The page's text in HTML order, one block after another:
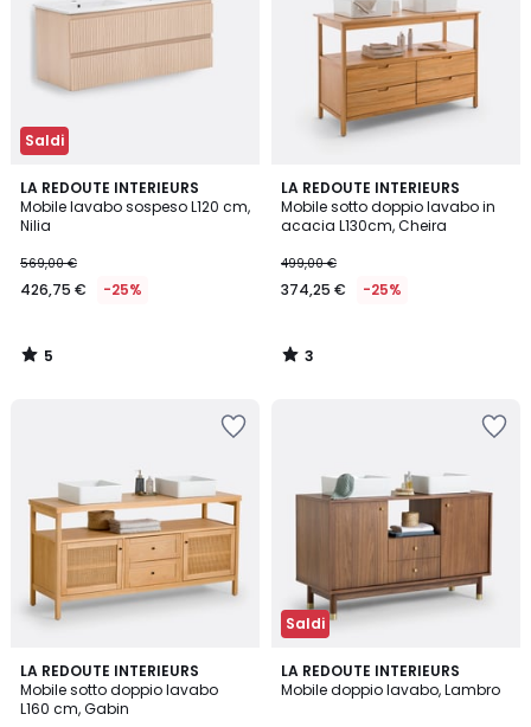
Saldi
LA REDOUTE INTERIEURS
Mobile lavabo sospeso L120 cm,
Nilia
569,00 €
426,75 € -25%
5
/
5
5
/
LA REDOUTE INTERIEURS
Mobile sotto doppio lavabo in
acacia L130cm, Cheira
499,00 €
374,25 € -25%
3
/
5
3
/
LA REDOUTE INTERIEURS
Mobile sotto doppio lavabo
L160 cm, Gabin
4
/
5
Saldi
LA REDOUTE INTERIEURS
Mobile doppio lavabo, Lambro
3
/